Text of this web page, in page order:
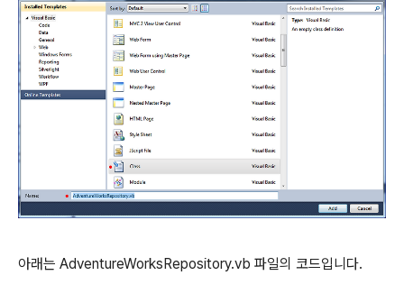
아래는 AdventureWorksRepository.vb 파일의 코드입니다.